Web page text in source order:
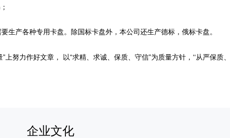
生产各种专用卡盘。除国标卡盘外，本公司还生产德标，俄标卡盘。
努力作好文章， 以“求精、求诚、保质、守信”为质量方针，‘‘从严保
企业文化